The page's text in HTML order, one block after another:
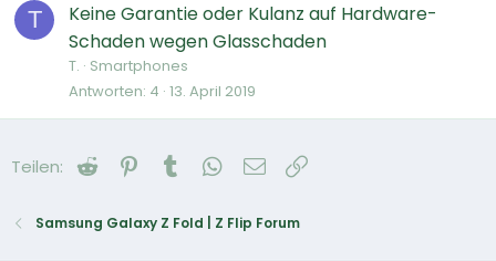
T
Keine Garantie oder Kulanz auf Hardware-
Schaden wegen Glasschaden
T. Smartphones
Antworten 4 13. April 2019
Teilen: Reddit Pinterest
Tumblr WhatsApp
E-Mail
Samsung Galaxy Z Fold | Z Flip Forum